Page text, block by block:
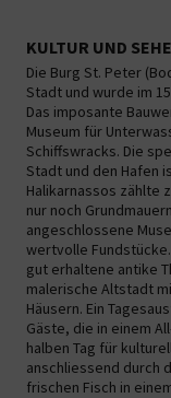
KULTUR UND
Die Burg St. Peter
Stadt und wurde im
Das imposante
Museum für
Schiffswracks. Die
Stadt und den Hafen
Halikarnassos zählte
nur noch
angeschlossene
wertvolle
gut erhaltene antike
malerische Altstadt
Häusern. Ein
Gäste, die in einem
halben Tag für
anschliessend durch
frischen Fisch in